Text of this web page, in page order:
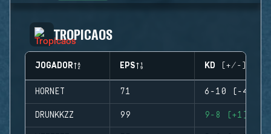
TROPICAOS
JOGADOR EPS KD (+/-)
HORNET 71 6-10 (-4)
DRUNKKZZ 99 9-8 (+1)